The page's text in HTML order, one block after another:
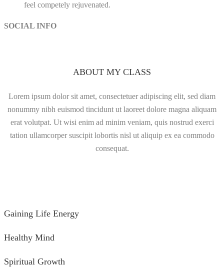
feel competely rejuvenated.
SOCIAL INFO
ABOUT MY CLASS
Lorem ipsum dolor sit amet, consectetuer adipiscing elit, sed diam
nonummy nibh euismod tincidunt ut laoreet dolore magna aliquam
erat volutpat. Ut wisi enim ad minim veniam, quis nostrud exerci
tation ullamcorper suscipit lobortis nisl ut aliquip ex ea commodo
consequat.
Gaining Life Energy
Healthy Mind
Spiritual Growth